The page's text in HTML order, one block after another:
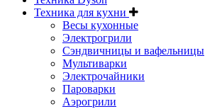
Техника для кухни
Весы кухонные
Электрогрили
Сэндвичницы и вафельницы
Мультиварки
Электрочайники
Пароварки
Аэрогрили